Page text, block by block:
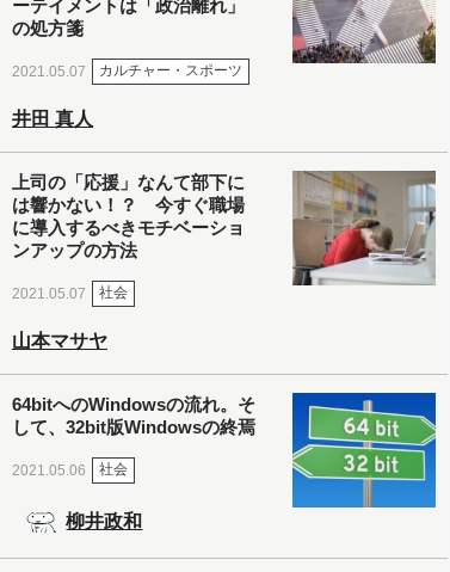
ーテイメントは「政治離れ」
の処方箋
2021.05.07 カルチャー・スポーツ
井田 真人
上司の「応援」なんて部下に
は響かない！？ 今すぐ職場
に導入するべきモチベーショ
ンアップの方法
2021.05.07 社会
山本マサヤ
64bitへのWindowsの流れ。そ
して、32bit版Windowsの終焉
2021.05.06 社会
柳井政和